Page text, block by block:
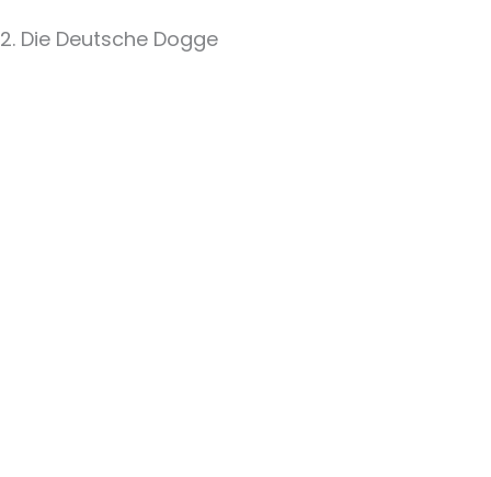
2. Die Deutsche Dogge